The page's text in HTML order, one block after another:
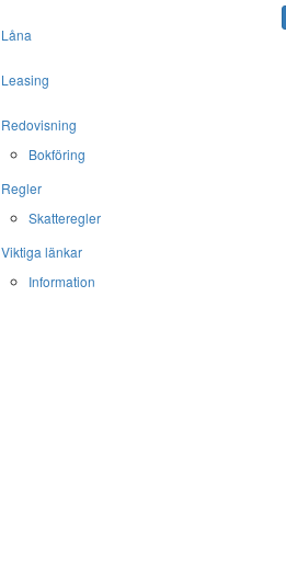
Låna
Leasing
Redovisning
Bokföring
Regler
Skatteregler
Viktiga länkar
Information